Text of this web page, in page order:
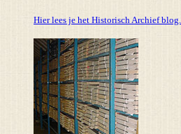
Hier lees je het Historisch Archief blog...